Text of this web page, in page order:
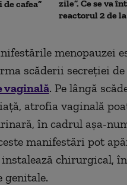
cafea”
zile”. Ce se va
reactorul 2 de
menopauzei
scăderii secreției
vaginală. Pe lângă
atrofia vaginală
în cadrul așa-
manifestări pot
instalează chirurgical,
genitale.